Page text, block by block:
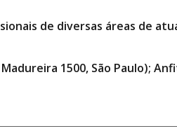
de diversas áreas de
1500, São Paulo);